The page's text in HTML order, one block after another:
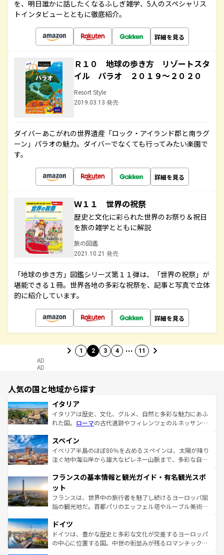
を、明日誰かに話したくなるふしぎ雑学、5人のスペシャリス
トインタビューとともに徹底紹介。
詳細を見る
Ｒ１０ 地球の歩き方 リゾートスタ
イル パラオ ２０１９～２０２０
Resort Style
2019.03.13 発売
ダイバーあこがれの世界遺産「ロック・アイランド郡と南ラグ
ーン」パラオの魅力。ダイバーでなくても行ってみたい楽園で
す。
詳細を見る
Ｗ１１ 世界の祝祭
歴史と文化に彩られた世界のお祭り＆祝日
を旅の雑学とともに解説
旅の図鑑
2021.10.21 発売
「地球の歩き方」図鑑シリーズ第１１弾は、「世界の祝祭」が
堪能できる１冊。世界各地の多彩な祝祭を、記事と写真で立体
的に紹介しています。
詳細を見る
1 2 3 4 … 11
AD
AD
人気の国と地域から探す
イタリア
イタリアは歴史、文化、グルメ、自然と多彩な魅力にあふ
れた国。 ローマの古代遺跡やフィレンツェのルネッサンス
ろん、トスカーナの美しい田園風景やアマルフィ海岸の絶
景など、自然景観も見逃せない。観光の合間には、本場の
ピザやパスタなど、絶品のイタリア料理を堪能することも
ませてくれるイタリアで、忘れられない旅をしてみよう！
なお、新着のイタリア情報は
しい。
スペイン
イベリア半島のほぼ80％を占めるスペインは、太陽が降り
注ぐ地中海沿岸から雄大なピレネー山脈まで、多彩な自然
文化が根付くこの国では、情熱的なフラメンコ、熱気あふ
れる闘牛、そして美味しいタパスが生活の一部となってい
る。首都マドリードの洗練された雰囲気や、バルセロナの
アートに溢れた街角から、地方では古代ローマ遺跡や中世
せる。地方によって風土や気候が異なるスペインはその個
性で訪れる人を魅了する。 なお、新着のスペイン情報は コ
ンテンツ一覧を参照してほしい。
フランスの基本情報と観光ガイド・有名観光スポ
ット
フランスは、世界中の旅行者を魅了し続けるヨーロッパ屈
指の観光地だ。首都パリのエッフェル塔やルーブル美術館
で、幅広い魅力が詰まっている。華麗な宮殿、歴史的な大
聖堂、美しいビーチ、そして豊かな自然が、訪れる者を心
から魅了する。また、フランスは美食の国としても知ら
ドイツ
ドイツは、豊かな歴史と多彩な文化が交差するヨーロッパ
の中心に位置する国。中世の街並みが残るロマンチック街